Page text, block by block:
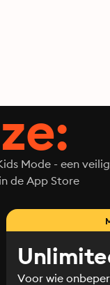
Mode - een
de App Store
Voor wie